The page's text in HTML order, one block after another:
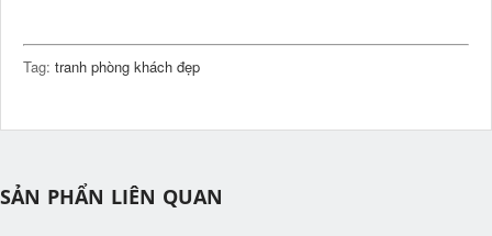
Tag: tranh phòng khách đẹp
SẢN PHẨN LIÊN QUAN